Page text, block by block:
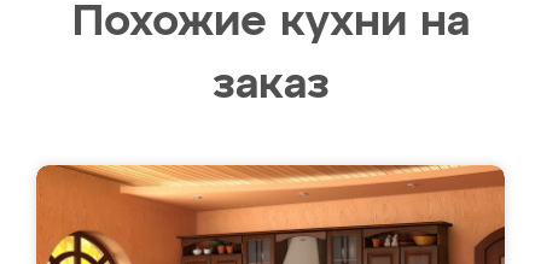
Похожие кухни на
заказ